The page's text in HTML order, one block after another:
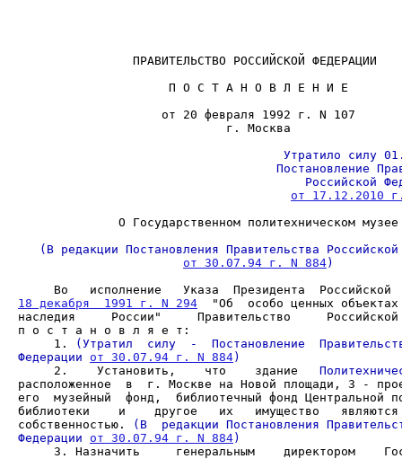
                ПРАВИТЕЛЬСТВО РОССИЙСКОЙ ФЕДЕРАЦИИ
                     П О С Т А Н О В Л Е Н И Е
                             г. Москва
от 17.12.2010
от 30.07.94 г. N 884
Во   исполнение   Указа  Президента
18 декабря  1991 г. N 294
"Об  особо ценных
наследия     России"     Правительство
     1.
(Утратил  силу  -  Постановление
Федерации от 30.07.94 г. N 884)
     2.    Установить,    что    здание
расположенное  в  г. Москве на Новой площади, 3 -
его  музейный  фонд,  библиотечный фонд Центральной
библиотеки    и    другое   их   имущество   являются
собственностью.
(В  редакции Постановления
Федерации от 30.07.94 г. N 884)
3. Назначить     генеральным    директором